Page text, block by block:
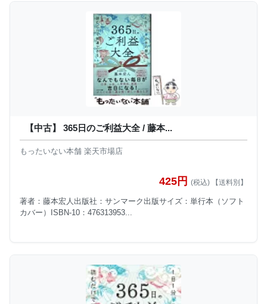
【中古】 365日のご利益大全 / 藤本...
もったいない本舗 楽天市場店
425円 (税込) 【送料別】
著者：藤本宏人出版社：サンマーク出版サイズ：単行本（ソフト
カバー）ISBN-10：476313953...